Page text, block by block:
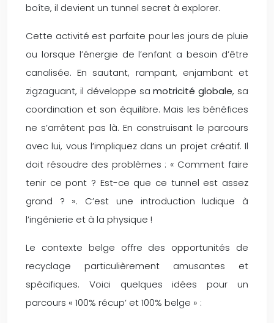
boîte, il devient un tunnel secret à explorer.
Cette activité est parfaite pour les jours de pluie
ou lorsque l’énergie de l’enfant a besoin d’être
canalisée. En sautant, rampant, enjambant et
zigzaguant, il développe samotricité globale, sa
coordination et son équilibre. Mais les bénéfices
ne s’arrêtent pas là. En construisant le parcours
avec lui, vous l’impliquez dans un projet créatif. Il
doit résoudre des problèmes : « Comment faire
tenir ce pont ? Est-ce que ce tunnel est assez
grand ? ». C’est une introduction ludique à
l’ingénierie et à la physique !
Le contexte belge offre des opportunités de
recyclage particulièrement amusantes et
spécifiques. Voici quelques idées pour un
parcours « 100% récup’ et 100% belge » :